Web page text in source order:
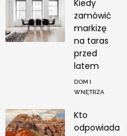
Kiedy
zamówić
markizę
na taras
przed
latem
DOM I
WNĘTRZA
Kto
odpowiada